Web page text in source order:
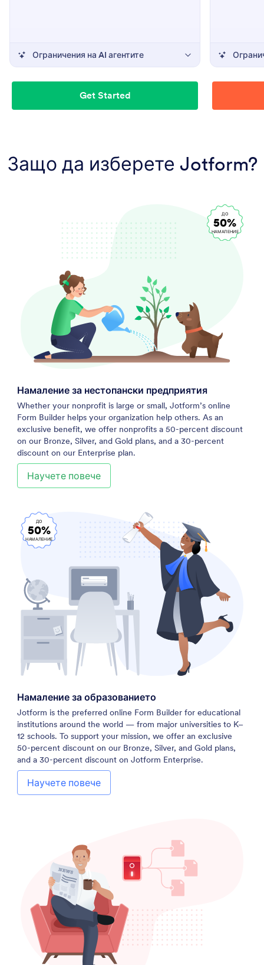
Ограничения на AI агентите
Get Started
Защо да изберете Jotform?
ДО
50%
НАМАЛЕНИЕ
Намаление за нестопански предприятия
Whether your nonprofit is large or small, Jotform’s online
Form Builder helps your organization help others. As an
exclusive benefit, we offer nonprofits a 50-percent discount
on our Bronze, Silver, and Gold plans, and a 30-percent
discount on our Enterprise plan.
Научете повече
Намаление за образованието
Jotform is the preferred online Form Builder for educational
institutions around the world — from major universities to K–
12 schools. To support your mission, we offer an exclusive
50-percent discount on our Bronze, Silver, and Gold plans,
and a 30-percent discount on Jotform Enterprise.
Научете повече
ДО
50%
НАМАЛЕНИЕ